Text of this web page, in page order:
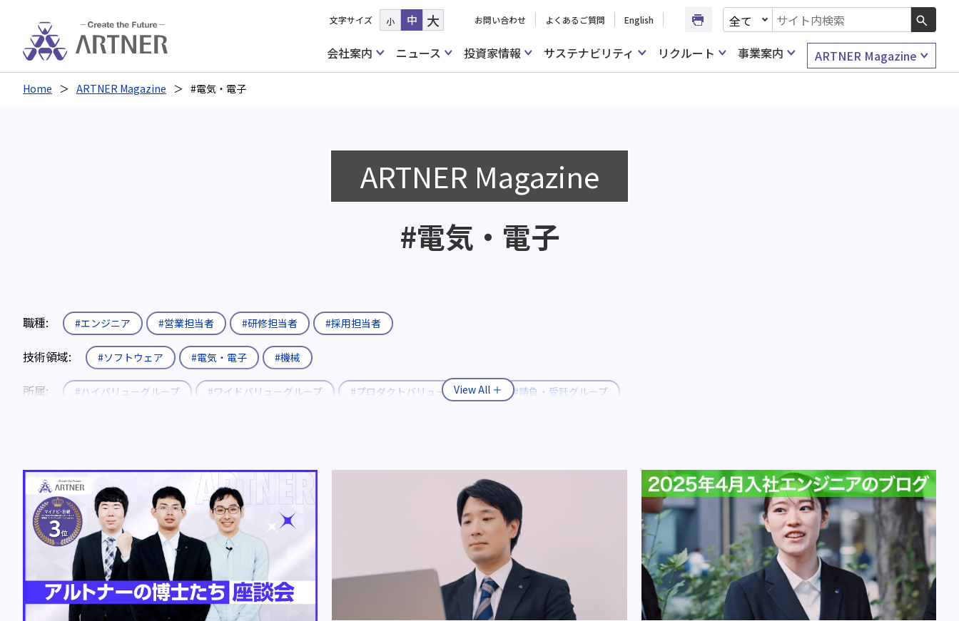
文字サイズ 小 中 大 お問い合わせ よくあるご質問 English
文書種別を選択
検索キーワード入力
会社案内
ニュース 投資家情報 サステナビリティ リクルート 事業案内 ARTNER Magazine
Home ARTNER Magazine #電気・電子
ARTNER Magazine
#電気・電子
職種: #エンジニア #営業担当者 #研修担当者 #採用担当者
技術領域: #ソフトウェア #電気・電子 #機械
所属: #ハイバリューグループ #ワイドバリューグループ #プロダクトバリューグループ #請負・受託グループ
制度: #エリア限定制度 #社内公募制度 #育休 #継続雇用制度
キーワード: #電気自動車(EV) #燃料電池 #全固体電池 #燃料電池自動車(FCV) #半導体製造装置 #ビッグデータ #海外出張
#Uターン・Iターン #メーカーから転職 #資格取得 #D＆I #その後を追う #ワークライフバランス
動画: #動画あり